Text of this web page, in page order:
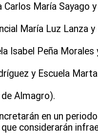
Carlos María Sayago
María Luz Lanza
Isabel Peña
y Escuela
Almagro).
en un
considerarán